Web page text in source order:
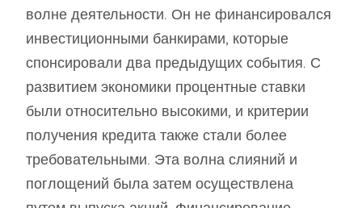
волне деятельности. Он не финансировался
инвестиционными банкирами, которые
спонсировали два предыдущих события. С
развитием экономики процентные ставки
были относительно высокими, и критерии
получения кредита также стали более
требовательными. Эта волна слияний и
поглощений была затем осуществлена ​​